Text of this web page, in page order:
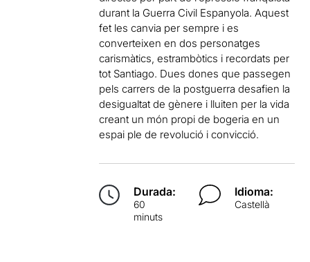
durant la Guerra Civil Espanyola. Aquest
fet les canvia per sempre i es
converteixen en dos personatges
carismàtics, estrambòtics i recordats per
tot Santiago. Dues dones que passegen
pels carrers de la postguerra desafien la
desigualtat de gènere i lluiten per la vida
creant un món propi de bogeria en un
espai ple de revolució i convicció.
Durada:
60
minuts
Idioma:
Castellà